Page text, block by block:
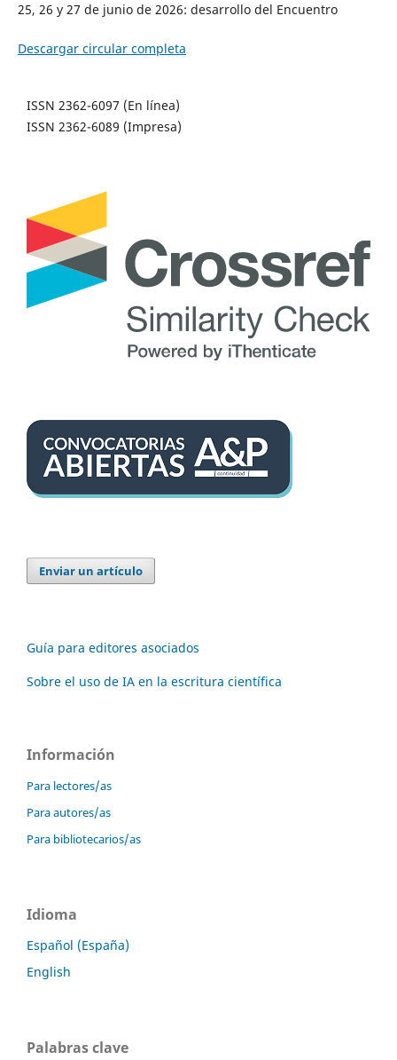
25, 26 y 27 de junio de 2026: desarrollo del Encuentro
Descargar circular completa
ISSN 2362-6097 (En línea)
ISSN 2362-6089 (Impresa)
Enviar un artículo
Guía para editores asociados
Sobre el uso de IA en la escritura científica
Información
Para lectores/as
Para autores/as
Para bibliotecarios/as
Idioma
Español (España)
English
Palabras clave